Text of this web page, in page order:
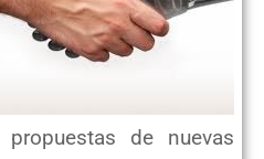
de nuevas